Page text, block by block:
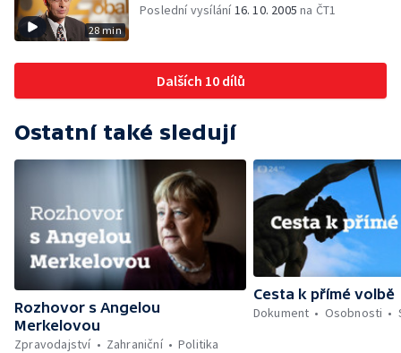
28 min
Poslední vysílání16. 10. 2005 na ČT1
Dalších 10 dílů
Ostatní také sledují
Rozhovor s Angelou
Merkelovou
Zpravodajství
Zahraniční Politika
Cesta k přímé volbě
Dokument
Osobnosti